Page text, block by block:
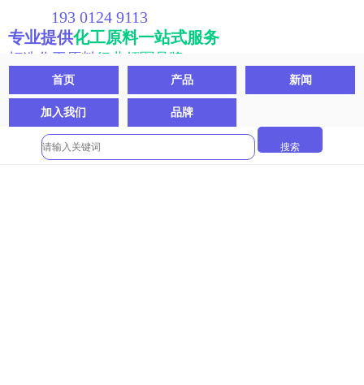
193 0124 9113
专业提供化工原料一站式服务
打造化工原料 行业领军品牌
首页 产品 新闻
加入我们 品牌